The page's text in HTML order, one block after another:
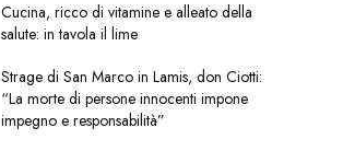
Cucina, ricco di vitamine e alleato della
salute: in tavola il lime
Strage di San Marco in Lamis, don Ciotti:
“La morte di persone innocenti impone
impegno e responsabilità”